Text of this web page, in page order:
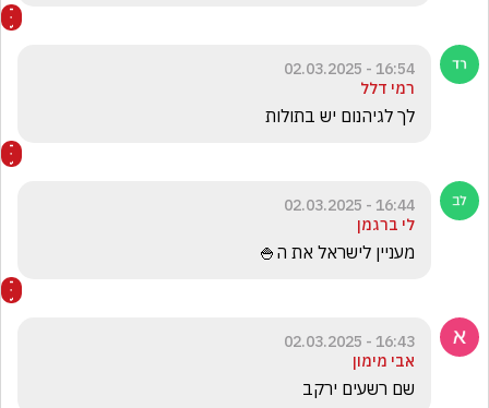
16:54 - 02.03.2025
רמי דלל
לך לגיהנום יש בתולות
16:44 - 02.03.2025
לי ברגמן
מעניין לישראל את ה🍚
16:43 - 02.03.2025
אבי מימון
שם רשעים ירקב